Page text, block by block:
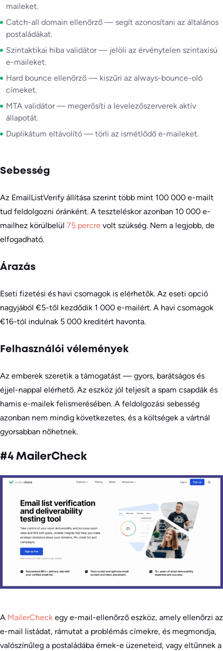
maileket.
Catch-all domain ellenőrző — segít azonosítani az általános
postaládákat.
Szintaktikai hiba validátor — jelöli az érvénytelen szintaxisú
e-maileket.
Hard bounce ellenőrző — kiszűri az always-bounce-oló
címeket.
MTA validátor — megerősíti a levelezőszerverek aktív
állapotát.
Duplikátum eltávolító — törli az ismétlődő e-maileket.
Sebesség
Az EmailListVerify állítása szerint több mint 100 000 e-mailt
tud feldolgozni óránként. A teszteléskor azonban 10 000 e-
mailhez körülbelül 75 percre volt szükség. Nem a legjobb, de
elfogadható.
Árazás
Eseti fizetési és havi csomagok is elérhetők. Az eseti opció
nagyjából €5-től kezdődik 1 000 e-mailért. A havi csomagok
€16-tól indulnak 5 000 kreditért havonta.
Felhasználói vélemények
Az emberek szeretik a támogatást — gyors, barátságos és
éjjel-nappal elérhető. Az eszköz jól teljesít a spam csapdák és
hamis e-mailek felismerésében. A feldolgozási sebesség
azonban nem mindig következetes, és a költségek a vártnál
gyorsabban nőhetnek.
#4 MailerCheck
A MailerCheck egy e-mail-ellenőrző eszköz, amely ellenőrzi az
e-mail listádat, rámutat a problémás címekre, és megmondja,
valószínűleg a postaládába érnek-e üzeneteid, vagy eltűnnek a